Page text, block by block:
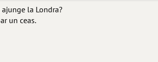
la Londra?
un ceas.